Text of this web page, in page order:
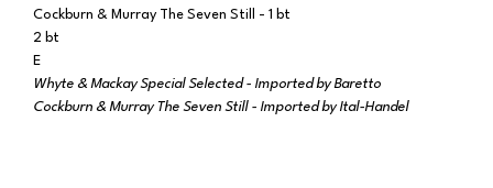
Cockburn & Murray The Seven Still - 1 bt
2 bt
E
Whyte & Mackay Special Selected - Imported by Baretto
Cockburn & Murray The Seven Still - Imported by Ital-Handel